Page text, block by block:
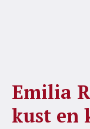
Emilia
kust en